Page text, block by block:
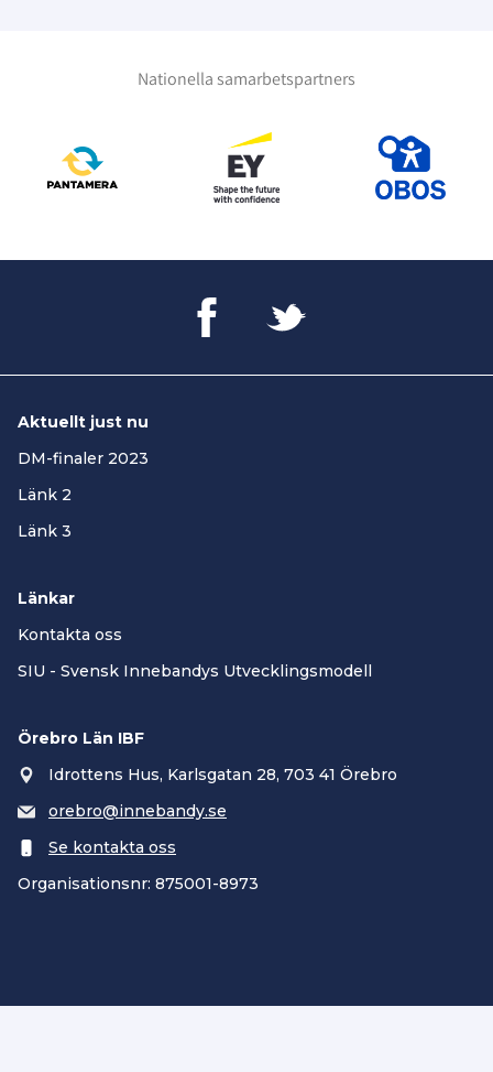
Nationella samarbetspartners
Aktuellt just nu
DM-finaler 2023
Länk 2
Länk 3
Länkar
Kontakta oss
SIU - Svensk Innebandys Utvecklingsmodell
Örebro Län IBF
Idrottens Hus, Karlsgatan 28, 703 41 Örebro
orebro@innebandy.se
Se kontakta oss
Organisationsnr: 875001-8973